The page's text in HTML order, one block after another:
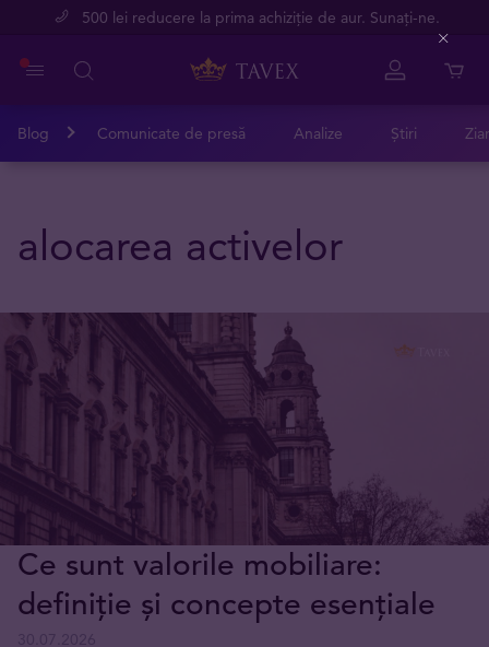
500 lei reducere la prima achiziție de aur. Sunați-ne.
Blog Comunicate de presă Analize Știri
alocarea activelor
Ce sunt valorile mobiliare:
definiție și concepte esențiale
Close